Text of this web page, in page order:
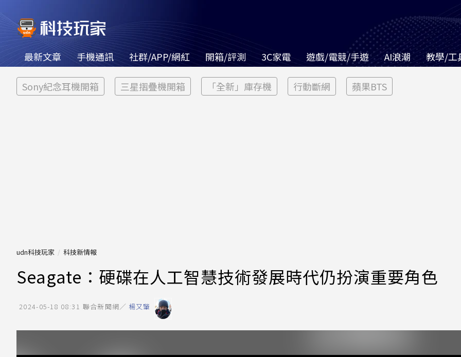
最新文章 手機通訊 社群/APP/網紅 開箱/評測 3C家電 遊戲/電競/手遊 AI浪潮 教學/工
Sony紀念耳機開箱 三星摺疊機開箱 「全新」庫存機 行動斷網 蘋果BTS
udn科技玩家 科技新情報
Seagate：硬碟在人工智慧技術發展時代仍扮演重要角色
2024-05-18 08:31 聯合新聞網／ 楊又肇